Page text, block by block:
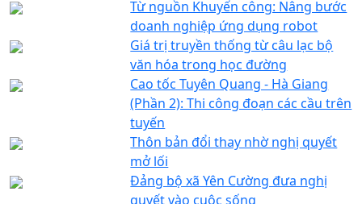
Từ nguồn Khuyến công: Nâng bước
doanh nghiệp ứng dụng robot
Giá trị truyền thống từ câu lạc bộ
văn hóa trong học đường
Cao tốc Tuyên Quang - Hà Giang
(Phần 2): Thi công đoạn các cầu trên
tuyến
Thôn bản đổi thay nhờ nghị quyết
mở lối
Đảng bộ xã Yên Cường đưa nghị
quyết vào cuộc sống